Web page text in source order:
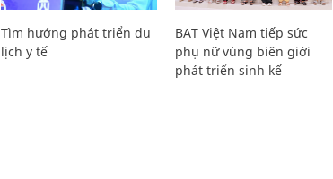
Tìm hướng phát triển du
lịch y tế
BAT Việt Nam tiếp sức
phụ nữ vùng biên giới
phát triển sinh kế